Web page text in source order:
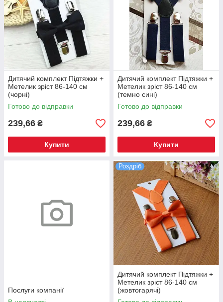
Дитячий комплект Підтяжки +
Метелик зріст 86-140 см
(чорні)
Готово до відправки
239,66 ₴
Купити
Дитячий комплект Підтяжки +
Метелик зріст 86-140 см
(темно сині)
Готово до відправки
239,66 ₴
Купити
Послуги компанії
Роздріб
Дитячий комплект Підтяжки +
Метелик зріст 86-140 см
(жовтогарячі)